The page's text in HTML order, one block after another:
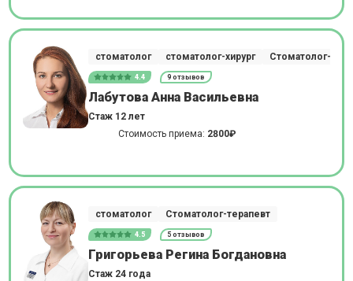
стоматолог стоматолог-хирург Стоматолог-
4.4 9 отзывов
Лабутова Анна Васильевна
Стаж 12 лет
Стоимость приема: 2800₽
стоматолог Стоматолог-терапевт
4.5 5 отзывов
Григорьева Регина Богдановна
Стаж 24 года